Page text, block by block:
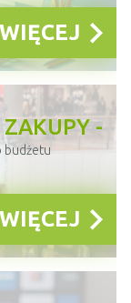
WIĘCEJ
-
budżetu
WIĘCEJ